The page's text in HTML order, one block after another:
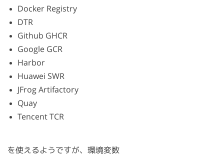
Docker Registry
DTR
Github GHCR
Google GCR
Harbor
Huawei SWR
JFrog Artifactory
Quay
Tencent TCR
を使えるようですが、環境変数